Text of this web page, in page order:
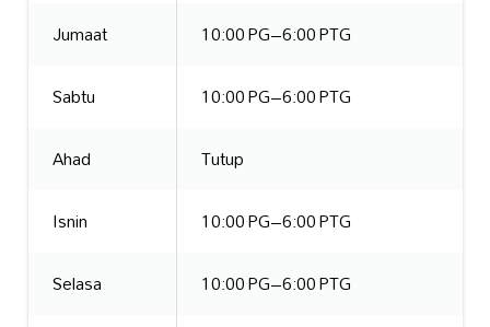
Jumaat
10:00 PG–6:00 PTG
Sabtu
10:00 PG–6:00 PTG
Ahad
Tutup
Isnin
10:00 PG–6:00 PTG
Selasa
10:00 PG–6:00 PTG